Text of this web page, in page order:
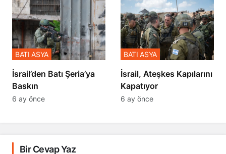
​​​​​​​İsrail’den Batı Şeria’ya
Baskın
BATI ASYA
6 ay önce
İsrail, Ateşkes Kapılarını
Kapatıyor
BATI ASYA
6 ay önce
Bir Cevap Yaz